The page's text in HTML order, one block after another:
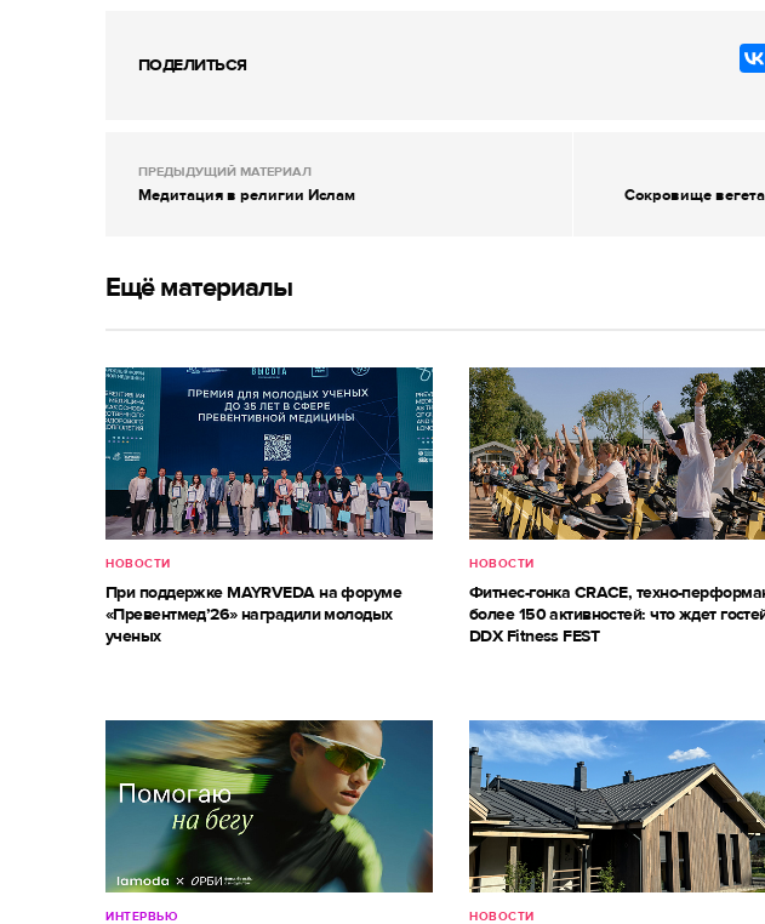
ПОДЕЛИТЬСЯ
ПРЕДЫДУЩИЙ МАТЕРИАЛ
Медитация в религии Ислам Сокровище
Ещё материалы
НОВОСТИ
При поддержке MAYRVEDA на форуме
«Превентмед’26» наградили молодых
ученых
НОВОСТИ
Фитнес-гонка CRACE, техно-
более 150 активностей: что ждет
DDX Fitness FEST
ИНТЕРВЬЮ НОВОСТИ